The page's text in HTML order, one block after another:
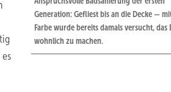
Generation: Gefliest bis an die Decke —
Farbe wurde bereits damals ­versucht, das
wohnlich zu machen.